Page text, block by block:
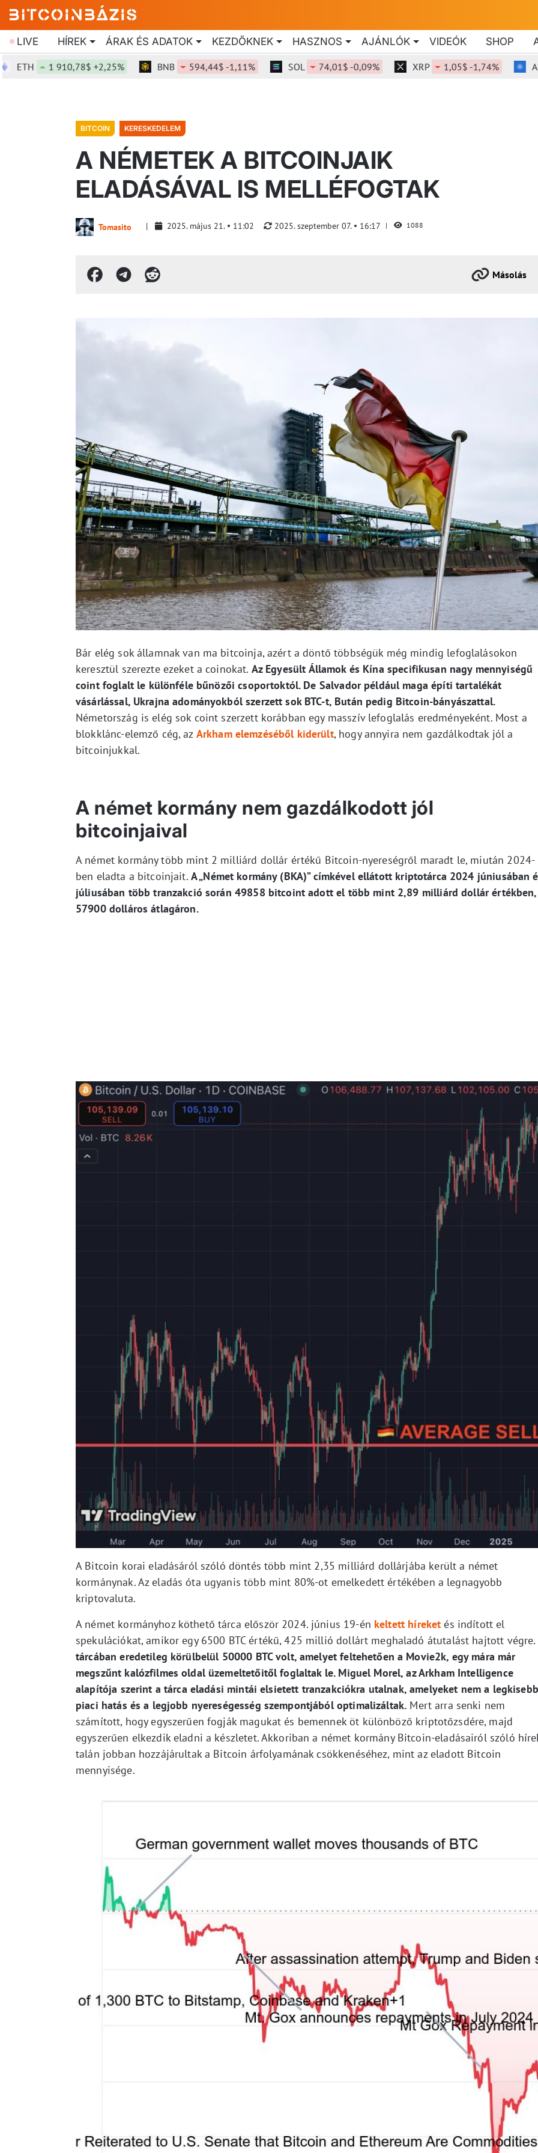
LIVE HÍREK ÁRAK ÉS ADATOK KEZDŐKNEK HASZNOS AJÁNLÓK VIDEÓK SHOP
1 910,78$ +2,25% BNB 594,44$ -1,11% SOL 74,01$ -0,09% XRP 1,05$ -1,74% ADA
BITCOIN KERESKEDELEM
A NÉMETEK A BITCOINJAIK
ELADÁSÁVAL IS MELLÉFOGTAK
Tomasito 2025. május 21. 11:02 2025. szeptember 07. 16:17 1088
Másolás
Bár elég sok államnak van ma bitcoinja, azért a döntő többségük még mindig lefoglalásokon
keresztül szerezte ezeket a coinokat. Az Egyesült Államok és Kína specifikusan nagy mennyiségű
coint foglalt le különféle bűnözői csoportoktól. De Salvador például maga építi tartalékát
vásárlással, Ukrajna adományokból szerzett sok BTC-t, Bután pedig Bitcoin-bányászattal.
Németország is elég sok coint szerzett korábban egy masszív lefoglalás eredményeként. Most a
blokklánc-elemző cég, az Arkham elemzéséből kiderült, hogy annyira nem gazdálkodtak jól a
bitcoinjukkal.
A német kormány nem gazdálkodott jól
bitcoinjaival
A német kormány több mint 2 milliárd dollár értékű Bitcoin-nyereségről maradt le, miután 2024-
ben eladta a bitcoinjait. A „Német kormány (BKA)” címkével ellátott kriptotárca 2024 júniusában
júliusában több tranzakció során 49858 bitcoint adott el több mint 2,89 milliárd dollár értékben,
57900 dolláros átlagáron.
A Bitcoin korai eladásáról szóló döntés több mint 2,35 milliárd dollárjába került a német
kormánynak. Az eladás óta ugyanis több mint 80%-ot emelkedett értékében a legnagyobb
kriptovaluta.
A német kormányhoz köthető tárca először 2024. június 19-én keltett híreket és indított el
spekulációkat, amikor egy 6500 BTC értékű, 425 millió dollárt meghaladó átutalást hajtott végre.
tárcában eredetileg körülbelül 50000 BTC volt, amelyet feltehetően a Movie2k, egy mára már
megszűnt kalózfilmes oldal üzemeltetőitől foglaltak le. Miguel Morel, az Arkham Intelligence
alapítója szerint a tárca eladási mintái elsietett tranzakciókra utalnak, amelyeket nem a legkisebb
piaci hatás és a legjobb nyereségesség szempontjából optimalizáltak. Mert arra senki nem
számított, hogy egyszerűen fogják magukat és bemennek öt különböző kriptotőzsdére, majd
egyszerűen elkezdik eladni a készletet. Akkoriban a német kormány Bitcoin-eladásairól szóló
talán jobban hozzájárultak a Bitcoin árfolyamának csökkenéséhez, mint az eladott Bitcoin
mennyisége.